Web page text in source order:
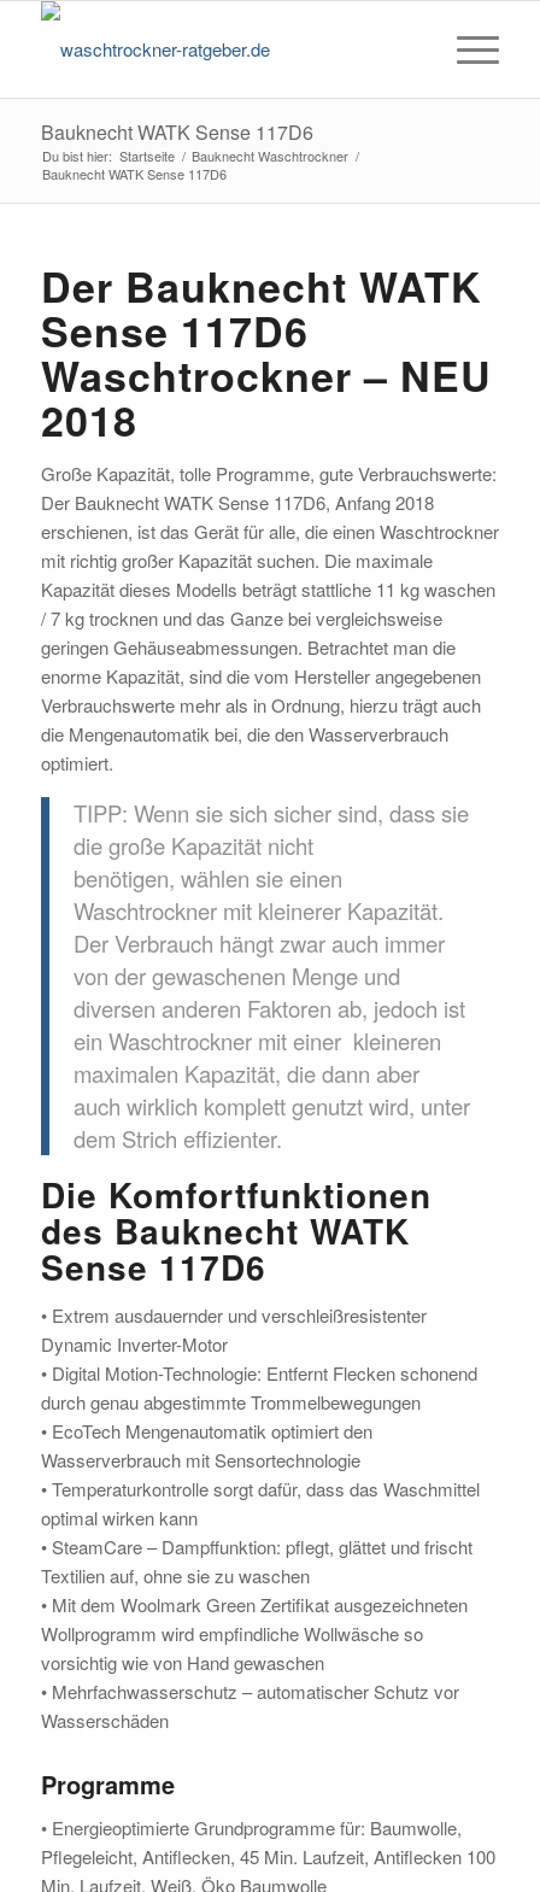
Bauknecht WATK Sense 117D6
Du bist hier: Startseite / Bauknecht Waschtrockner /
Bauknecht WATK Sense 117D6
Der Bauknecht WATK
Sense 117D6
Waschtrockner – NEU
2018
Große Kapazität, tolle Programme, gute Verbrauchswerte:
Der Bauknecht WATK Sense 117D6, Anfang 2018
erschienen, ist das Gerät für alle, die einen Waschtrockner
mit richtig großer Kapazität suchen. Die maximale
Kapazität dieses Modells beträgt stattliche 11 kg waschen
/ 7 kg trocknen und das Ganze bei vergleichsweise
geringen Gehäuseabmessungen. Betrachtet man die
enorme Kapazität, sind die vom Hersteller angegebenen
Verbrauchswerte mehr als in Ordnung, hierzu trägt auch
die Mengenautomatik bei, die den Wasserverbrauch
optimiert.
TIPP: Wenn sie sich sicher sind, dass sie
die große Kapazität nicht
benötigen, wählen sie einen
Waschtrockner mit kleinerer Kapazität.
Der Verbrauch hängt zwar auch immer
von der gewaschenen Menge und
diversen anderen Faktoren ab, jedoch ist
ein Waschtrockner mit einer kleineren
maximalen Kapazität, die dann aber
auch wirklich komplett genutzt wird, unter
dem Strich effizienter.
Die Komfortfunktionen
des Bauknecht WATK
Sense 117D6
• Extrem ausdauernder und verschleißresistenter
Dynamic Inverter-Motor
• Digital Motion-Technologie: Entfernt Flecken schonend
durch genau abgestimmte Trommelbewegungen
• EcoTech Mengenautomatik optimiert den
Wasserverbrauch mit Sensortechnologie
• Temperaturkontrolle sorgt dafür, dass das Waschmittel
optimal wirken kann
• SteamCare – Dampffunktion: pflegt, glättet und frischt
Textilien auf, ohne sie zu waschen
• Mit dem Woolmark Green Zertifikat ausgezeichneten
Wollprogramm wird empfindliche Wollwäsche so
vorsichtig wie von Hand gewaschen
• Mehrfachwasserschutz – automatischer Schutz vor
Wasserschäden
Programme
• Energieoptimierte Grundprogramme für: Baumwolle,
Pflegeleicht, Antiflecken, 45 Min. Laufzeit, Antiflecken 100
Min. Laufzeit, Weiß, Öko Baumwolle